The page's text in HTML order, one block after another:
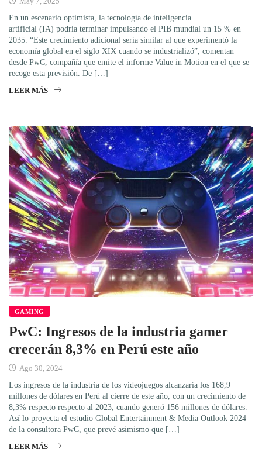
En un escenario optimista, la tecnología de inteligencia
artificial (IA) podría terminar impulsando el PIB mundial un 15 % en
2035. “Este crecimiento adicional sería similar al que experimentó la
economía global en el siglo XIX cuando se industrializó”, comentan
desde PwC, compañía que emite el informe Value in Motion en el que se
recoge esta previsión. De […]
LEER MÁS
GAMING
PwC: Ingresos de la industria gamer
crecerán 8,3% en Perú este año
Ago 30, 2024
Los ingresos de la industria de los videojuegos alcanzaría los 168,9
millones de dólares en Perú al cierre de este año, con un crecimiento de
8,3% respecto respecto al 2023, cuando generó 156 millones de dólares.
Así lo proyecta el estudio Global Entertainment & Media Outlook 2024
de la consultora PwC, que prevé asimismo que […]
LEER MÁS